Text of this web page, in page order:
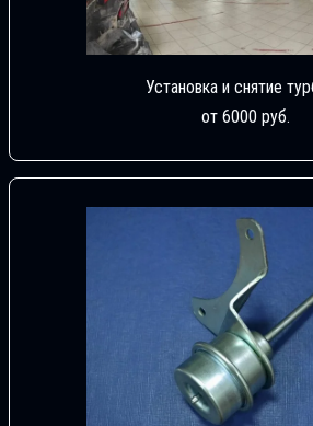
Установка и снятие
от 6000 руб.